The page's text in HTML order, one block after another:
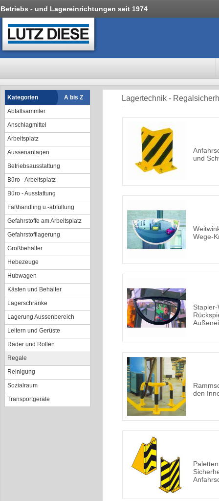
Betriebs - und Lagereinrichtungen seit 1974
Kategorien
A bis Z
Abfallsammler
Anschlagmittel
Arbeitsplatz
Aussenanlagen
Betriebsausstattung
Büro - Arbeitsplatz
Büro - Ausstattung
Faßhandling u.-abfüllung
Gefahrstoffe am Arbeitsplatz
Gefahrstofflagerung
Großbehälter
Hebezeuge
Hubwagen
Kästen und Behälter
Lagerschränke
Lagerung Aussenbereich
Leitern und Gerüste
Räder und Rollen
Regale
Reinigung
Sozialraum
Transportgeräte
Lagertechnik -
und
Wege-
den